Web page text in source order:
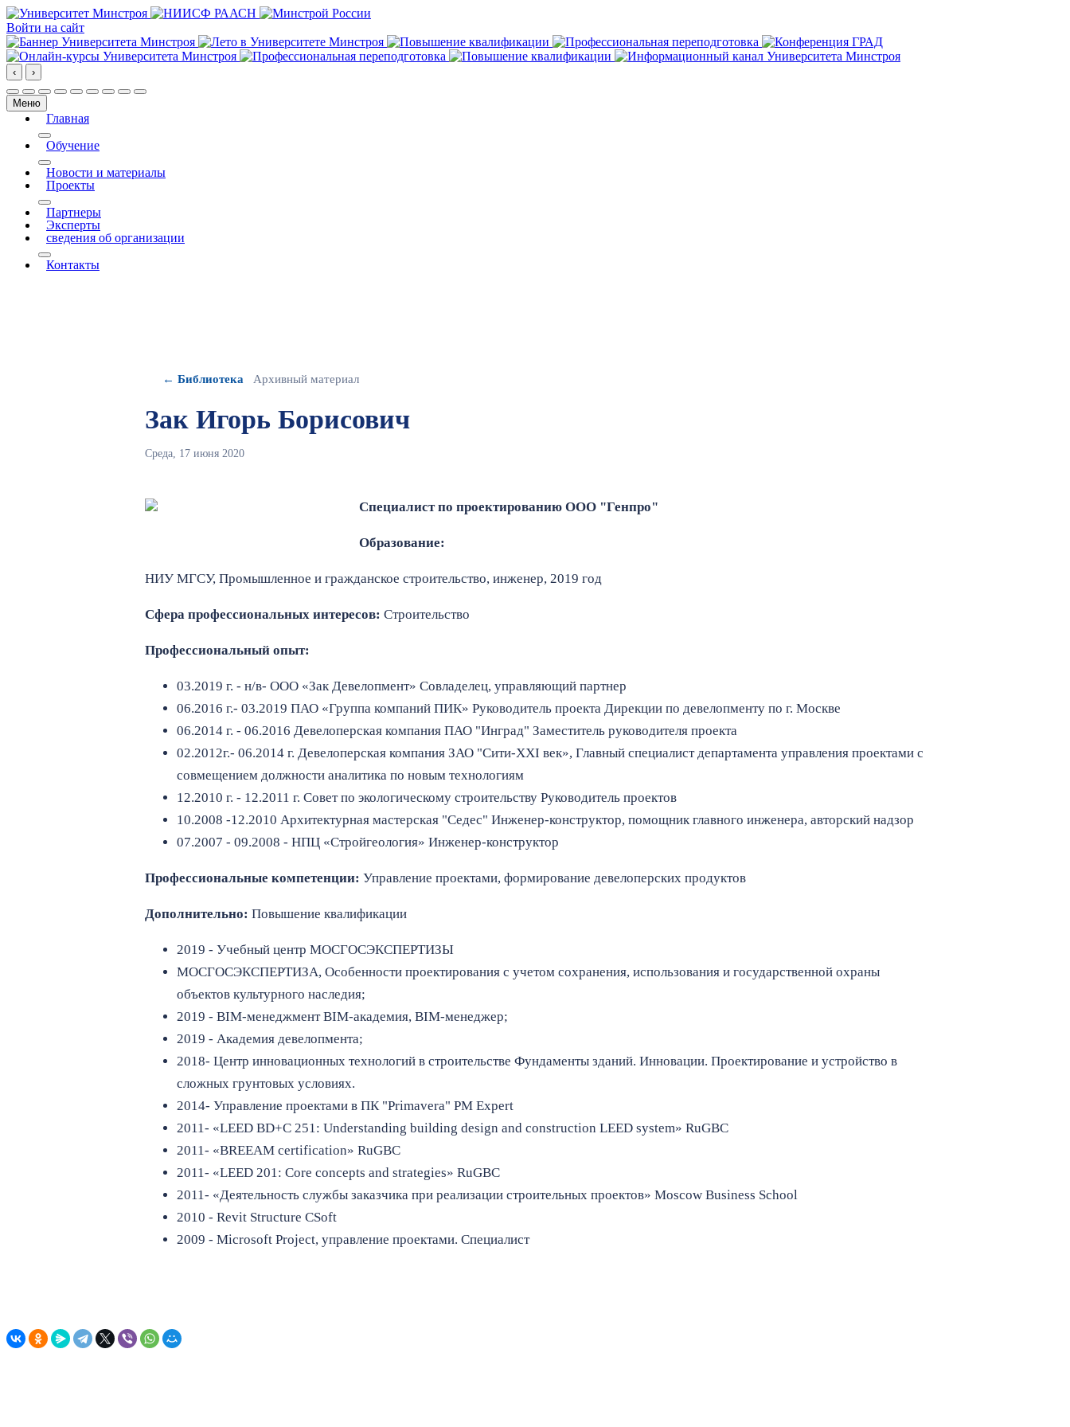
Войти на сайт
‹ ›
Меню
Главная
More about: Главная
Обучение
More about: Обучение
Новости и материалы
Проекты
More about: Проекты
Партнеры
Эксперты
сведения об организации
More about: сведения об организации
Контакты
← Библиотека Архивный материал
Зак Игорь Борисович
Среда, 17 июня 2020
Специалист по проектированию ООО "Генпро"
Образование:
НИУ МГСУ, Промышленное и гражданское строительство, инженер, 2019 год
Сфера профессиональных интересов: Строительство
Профессиональный опыт:
03.2019 г. - н/в- ООО «Зак Девелопмент» Совладелец, управляющий партнер
06.2016 г.- 03.2019 ПАО «Группа компаний ПИК» Руководитель проекта Дирекции по девелопменту по г. Москве
06.2014 г. - 06.2016 Девелоперская компания ПАО "Инград" Заместитель руководителя проекта
02.2012г.- 06.2014 г. Девелоперская компания ЗАО "Сити-XXI век», Главный специалист департамента управления проектами с
совмещением должности аналитика по новым технологиям
12.2010 г. - 12.2011 г. Совет по экологическому строительству Руководитель проектов
10.2008 -12.2010 Архитектурная мастерская "Седес" Инженер-конструктор, помощник главного инженера, авторский надзор
07.2007 - 09.2008 - НПЦ «Стройгеология» Инженер-конструктор
Профессиональные компетенции: Управление проектами, формирование девелоперских продуктов
Дополнительно: Повышение квалификации
2019 - Учебный центр МОСГОСЭКСПЕРТИЗЫ
МОСГОСЭКСПЕРТИЗА, Особенности проектирования с учетом сохранения, использования и государственной охраны
объектов культурного наследия;
2019 - BIM-менеджмент BIM-академия, BIM-менеджер;
2019 - Академия девелопмента;
2018- Центр инновационных технологий в строительстве Фундаменты зданий. Инновации. Проектирование и устройство в
сложных грунтовых условиях.
2014- Управление проектами в ПК "Primavera" PM Expert
2011- «LEED BD+C 251: Understanding building design and construction LEED system» RuGBC
2011- «BREEAM certification» RuGBC
2011- «LEED 201: Core concepts and strategies» RuGBC
2011- «Деятельность службы заказчика при реализации строительных проектов» Moscow Business School
2010 - Revit Structure CSoft
2009 - Microsoft Project, управление проектами. Специалист